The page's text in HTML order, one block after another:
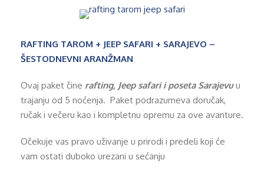
RAFTING TAROM + JEEP SAFARI + SARAJEVO –
ŠESTODNEVNI ARANŽMAN
Ovaj paket čine rafting, Jeep safari i poseta Sarajevuu
trajanju od 5 noćenja. Paket podrazumeva doručak,
ručak i večeru kao i kompletnu opremu za ove avanture.
Očekuje vas pravo uživanje u prirodi i predeli koji će
vam ostati duboko urezani u sećanju